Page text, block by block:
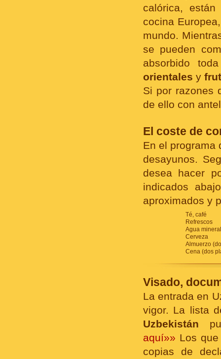
calórica,
cocina
mundo.
se pueden
absorbido
orientales y
Si por razones
de ello con
El coste de
En el programa
desayunos.
desea hacer
indicados
aproximados y
Té, café
Refrescos
Agua mineral
Cerveza
Almuerzo
Cena (dos
Visado,
La entrada en
vigor. La lista
Uzbekistán
aquí»» Los
copias de